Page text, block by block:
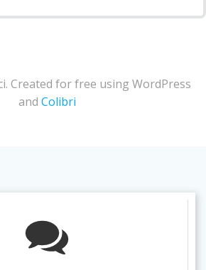
Created for free using WordPress
and Colibri